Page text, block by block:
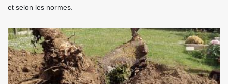
et selon les normes.